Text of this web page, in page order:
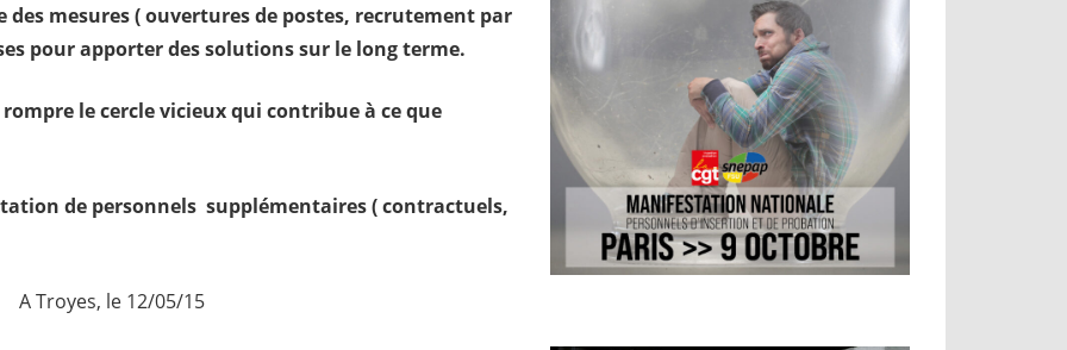
mesures ( ouvertures de postes, recrutement par
pour apporter des solutions sur le long terme.
le cercle vicieux qui contribue à ce que
de personnels supplémentaires ( contractuels,
A Troyes, le 12/05/15